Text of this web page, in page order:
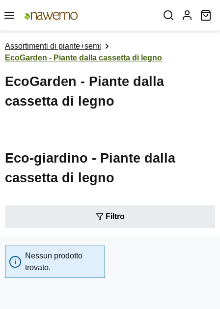
Passa al contenuto principale
Assortimenti di piante+semi
EcoGarden - Piante dalla cassetta di legno
EcoGarden - Piante dalla
cassetta di legno
Eco-giardino - Piante dalla
cassetta di legno
Filtro
Nessun prodotto
trovato.